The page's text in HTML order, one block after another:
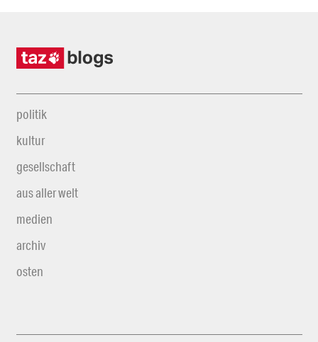
politik
kultur
gesellschaft
aus aller welt
medien
archiv
osten